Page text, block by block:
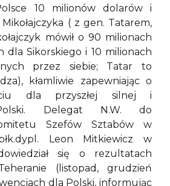
10 milionów dolarów i
( z gen. Tatarem,
mówił o 90 milionach
dla Sikorskiego i 10 milionach
przez siebie; Tatar to
kłamliwie zapewniając o
dla przyszłej silnej i
Delegat N.W. do
Szefów Sztabów w
Leon Mitkiewicz w
się o rezultatach
(listopad, grudzień
dla Polski, informując